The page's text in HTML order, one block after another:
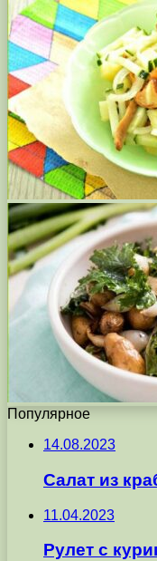
Популярное
14.08.2023
Салат из
11.04.2023
Рулет с